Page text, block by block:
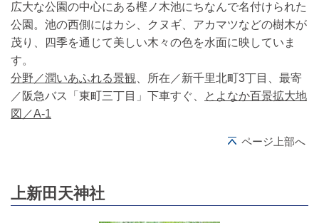
広大な公園の中心にある樫ノ木池にちなんで名付けられた
公園。池の西側にはカシ、クヌギ、アカマツなどの樹木が
茂り、四季を通じて美しい木々の色を水面に映していま
す。
分野／潤いあふれる景観、所在／新千里北町3丁目、最寄
／阪急バス「東町三丁目」下車すぐ、
とよなか百景拡大地
図／A-1
ページ上部へ
上新田天神社